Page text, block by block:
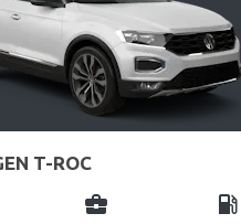
T-ROC
business_center local_gas_station